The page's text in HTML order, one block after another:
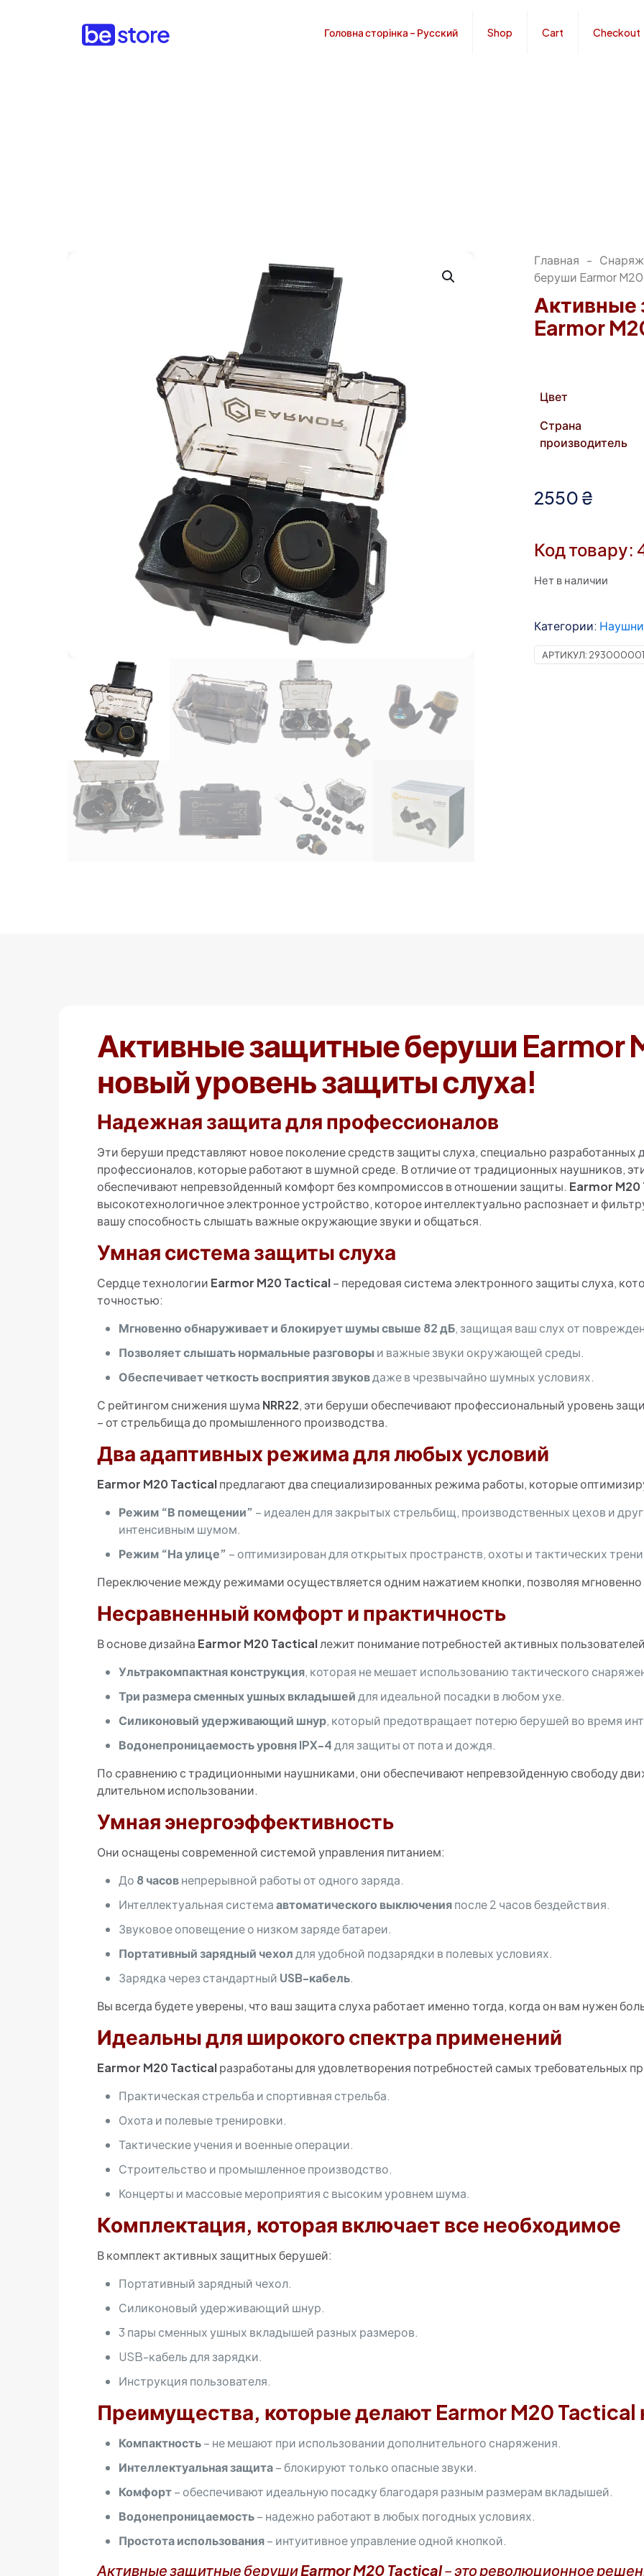
Головна сторінка – Русский Shop Cart Checkout
Главная -
беруши Earmor
Активные
Earmor
Цвет
Страна
производитель
2550 ₴
Код товару:
Нет в наличии
Категории:
АРТИКУЛ:
Активные защитные беруши Earmor
новый уровень защиты слуха!
Надежная защита для профессионалов
Эти беруши представляют новое поколение средств защиты слуха, специально разработанных
профессионалов, которые работают в шумной среде. В отличие от традиционных наушников,
обеспечивают непревзойденный комфорт без компромиссов в отношении защиты. Earmor
высокотехнологичное электронное устройство, которое интеллектуально распознает и
вашу способность слышать важные окружающие звуки и общаться.
Умная система защиты слуха
Сердце технологии Earmor M20 Tactical– передовая система электронного защиты слуха,
точностью:
Мгновенно обнаруживает и блокирует шумы свыше 82 дБ, защищая ваш слух от
Позволяет слышать нормальные разговоры и важные звуки окружающей среды.
Обеспечивает четкость восприятия звуковдаже в чрезвычайно шумных условиях.
С рейтингом снижения шума NRR22, эти беруши обеспечивают профессиональный уровень
– от стрельбища до промышленного производства.
Два адаптивных режима для любых условий
Earmor M20 Tacticalпредлагают два специализированных режима работы, которые
Режим “В помещении” – идеален для закрытых стрельбищ, производственных цехов и
интенсивным шумом.
Режим “На улице” – оптимизирован для открытых пространств, охоты и тактических
Переключение между режимами осуществляется одним нажатием кнопки, позволяя
Несравненный комфорт и практичность
В основе дизайна Earmor M20 Tacticalлежит понимание потребностей активных
Ультракомпактная конструкция, которая не мешает использованию тактического
Три размера сменных ушных вкладышейдля идеальной посадки в любом ухе.
Силиконовый удерживающий шнур, который предотвращает потерю берушей во время
Водонепроницаемость уровня IPX-4для защиты от пота и дождя.
По сравнению с традиционными наушниками, они обеспечивают непревзойденную свободу
длительном использовании.
Умная энергоэффективность
Они оснащены современной системой управления питанием:
До 8 часовнепрерывной работы от одного заряда.
Интеллектуальная системаавтоматического выключенияпосле 2 часов бездействия.
Звуковое оповещение о низком заряде батареи.
Портативный зарядный чехолдля удобной подзарядки в полевых условиях.
Зарядка через стандартный USB-кабель.
Вы всегда будете уверены, что ваш защита слуха работает именно тогда, когда он вам нужен
Идеальны для широкого спектра применений
Earmor M20 Tacticalразработаны для удовлетворения потребностей самых требовательных
Практическая стрельба и спортивная стрельба.
Охота и полевые тренировки.
Тактические учения и военные операции.
Строительство и промышленное производство.
Концерты и массовые мероприятия с высоким уровнем шума.
Комплектация, которая включает все необходимое
В комплект активных защитных берушей:
Портативный зарядный чехол.
Силиконовый удерживающий шнур.
3 пары сменных ушных вкладышей разных размеров.
USB-кабель для зарядки.
Инструкция пользователя.
Преимущества, которые делают Earmor M20
Компактность– не мешают при использовании дополнительного снаряжения.
Интеллектуальная защита– блокируют только опасные звуки.
Комфорт– обеспечивают идеальную посадку благодаря разным размерам вкладышей.
Водонепроницаемость– надежно работают в любых погодных условиях.
Простота использования– интуитивное управление одной кнопкой.
Активные защитные берушиEarmor M20 Tactical– это революционное